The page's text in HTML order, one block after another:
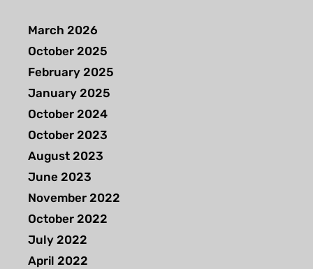
March 2026
October 2025
February 2025
January 2025
October 2024
October 2023
August 2023
June 2023
November 2022
October 2022
July 2022
April 2022